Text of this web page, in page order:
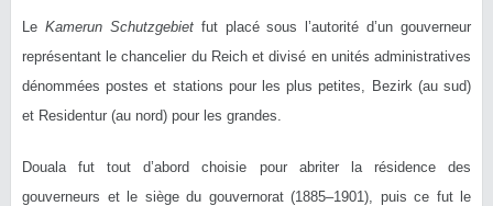
Le Kamerun Schutzgebietfut placé sous l’autorité d’un gouverneur
représentant le chancelier du Reich et divisé en unités administratives
dénommées postes et stations pour les plus petites, Bezirk (au sud)
et Residentur (au nord) pour les grandes.
Douala fut tout d’abord choisie pour abriter la résidence des
gouverneurs et le siège du gouvernorat (1885–1901), puis ce fut le